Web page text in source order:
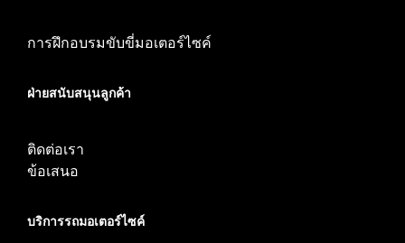
การฝึกอบรมขับขี่มอเตอร์ไซค์
ฝ่ายสนับสนุนลูกค้า
ติดต่อเรา
ข้อเสนอ
บริการรถมอเตอร์ไซค์​